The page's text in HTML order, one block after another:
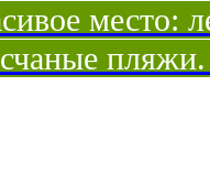
место: